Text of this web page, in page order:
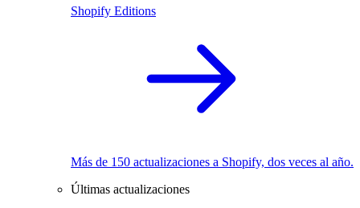
Shopify Editions
Más de 150 actualizaciones a Shopify, dos veces al año.
Últimas actualizaciones